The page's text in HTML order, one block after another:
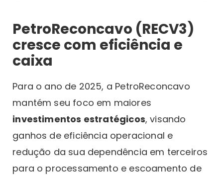
PetroReconcavo (RECV3)
cresce com eficiência e
caixa
Para o ano de 2025, a PetroReconcavo
mantém seu foco em maiores
investimentos estratégicos, visando
ganhos de eficiência operacional e
redução da sua dependência em terceiros
para o processamento e escoamento de